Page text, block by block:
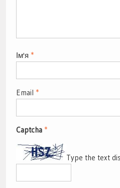
Ім'я *
Email *
Captcha *
Type the text